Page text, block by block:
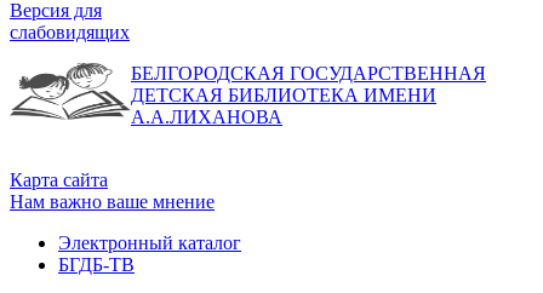
Версия для
слабовидящих
БЕЛГОРОДСКАЯ ГОСУДАРСТВЕННАЯ
ДЕТСКАЯ БИБЛИОТЕКА ИМЕНИ
А.А.ЛИХАНОВА
Карта сайта
Нам важно ваше мнение
Электронный каталог
БГДБ-ТВ